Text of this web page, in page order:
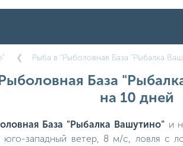
Рыба в "Рыболовная База "Рыбалка
База
на 10 дней
База "Рыбалка Вашутино" и
юго-западный ветер, 8 м/с, ловля с